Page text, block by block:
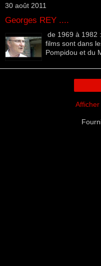
30 août 2011
Georges REY ....
de 1969 à 1982
films sont dans
Pompidou et du